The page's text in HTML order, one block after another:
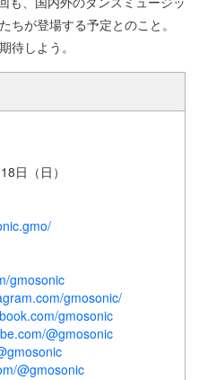
ちが登場する予定とのこと。
待しよう。
日（日）
gmosonic
gmosonic/
gmosonic
@gmosonic
@gmosonic